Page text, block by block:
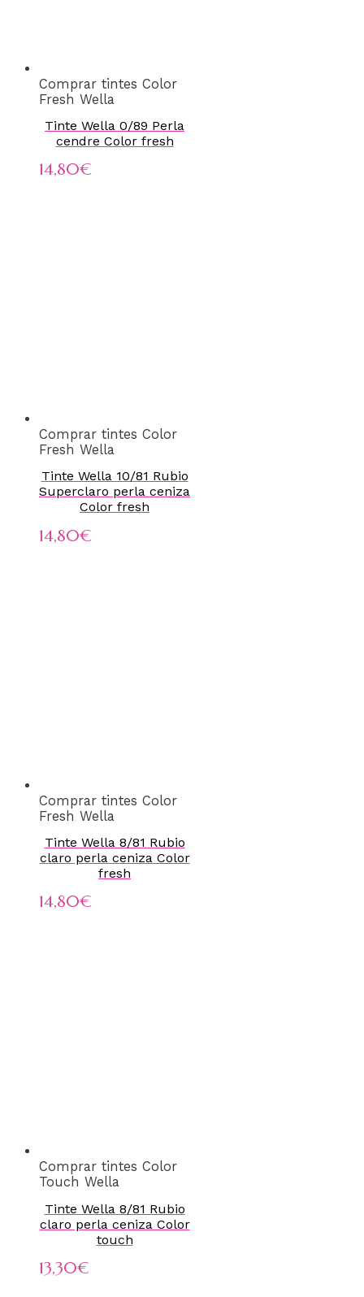
Comprar tintes Color
Fresh Wella
Tinte Wella 0/89 Perla
cendre Color fresh
14,80€
Comprar tintes Color
Fresh Wella
Tinte Wella 10/81 Rubio
Superclaro perla ceniza
Color fresh
14,80€
Comprar tintes Color
Fresh Wella
Tinte Wella 8/81 Rubio
claro perla ceniza Color
fresh
14,80€
Comprar tintes Color
Touch Wella
Tinte Wella 8/81 Rubio
claro perla ceniza Color
touch
13,30€